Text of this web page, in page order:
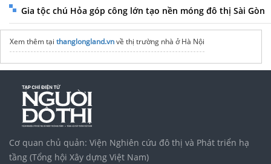
Gia tộc chú Hỏa góp công lớn tạo nền móng đô thị Sài Gòn
Xem thêm tại thanglongland.vnvề thị trường nhà ở Hà Nội
Cơ quan chủ quản: Viện Nghiên cứu đô thị và Phát triển hạ
tầng (Tổng hội Xây dựng Việt Nam)